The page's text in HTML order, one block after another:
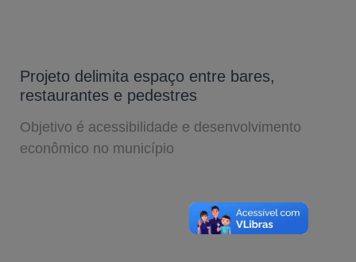
Projeto delimita espaço entre bares,
restaurantes e pedestres
Objetivo é acessibilidade e desenvolvimento
econômico no município